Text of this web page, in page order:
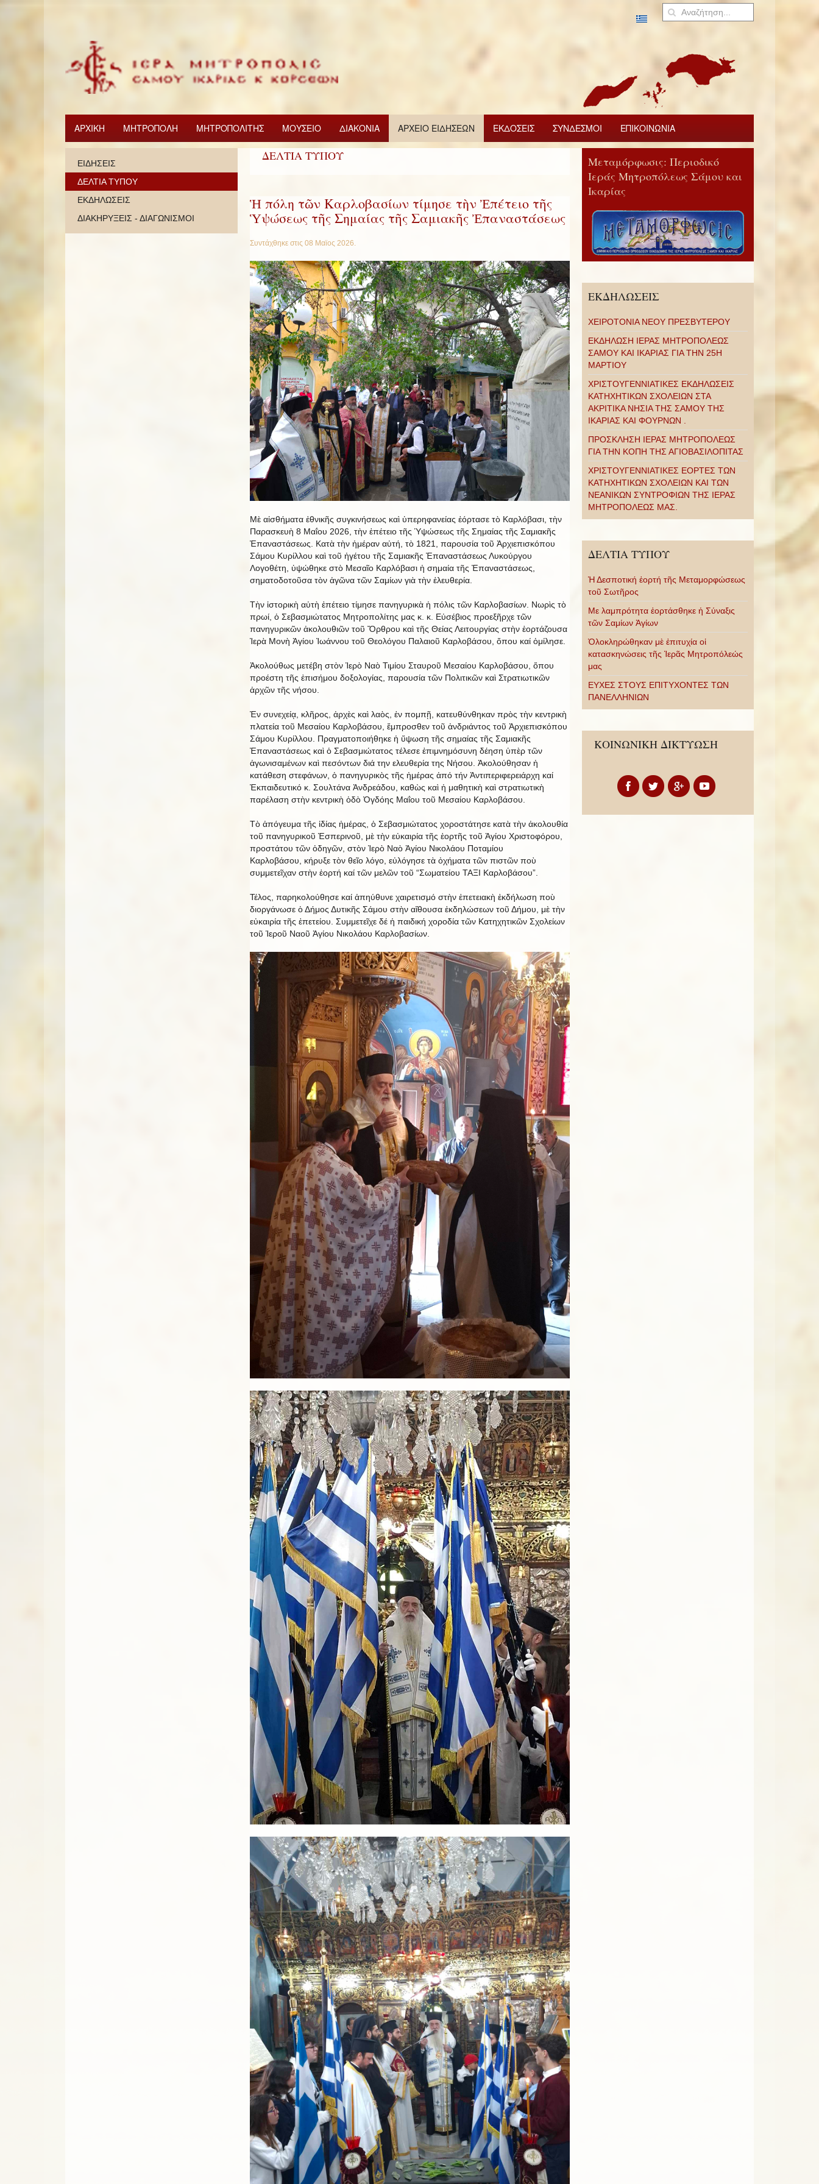
ΑΡΧΙΚΗ ΜΗΤΡΟΠΟΛΗ ΜΗΤΡΟΠΟΛΙΤΗΣ ΜΟΥΣΕΙΟ ΔΙΑΚΟΝΙΑ ΑΡΧΕΙΟ ΕΙΔΗΣΕΩΝ ΕΚΔΟΣΕΙΣ ΣΥΝΔΕΣΜΟΙ ΕΠΙΚΟΙΝΩΝΙΑ
ΔΕΛΤΙΑ ΤΥΠΟΥ
Ἡ πόλη τῶν Καρλοβασίων τίμησε τὴν Ἐπέτειο τῆς
Ὑψώσεως τῆς Σημαίας τῆς Σαμιακῆς Ἐπαναστάσεως
Συντάχθηκε στις 08 Μαϊος 2026.
Μὲ αἰσθήματα ἐθνικῆς συγκινήσεως καὶ ὑπερηφανείας ἐόρτασε τὸ Καρλόβασι, τὴν
Παρασκευὴ 8 Μαΐου 2026, τὴν ἐπέτειο τῆς Ὑψώσεως τῆς Σημαίας τῆς Σαμιακῆς
Ἐπαναστάσεως. Κατὰ τὴν ἡμέραν αὐτή, τὸ 1821, παρουσία τοῦ Ἀρχιεπισκόπου
Σάμου Κυρίλλου καὶ τοῦ ἡγέτου τῆς Σαμιακῆς Ἐπαναστάσεως Λυκούργου
Λογοθέτη, ὑψώθηκε στὸ Μεσαῖο Καρλόβασι ἡ σημαία τῆς Ἐπαναστάσεως,
σηματοδοτοῦσα τὸν ἀγῶνα τῶν Σαμίων γιὰ τὴν ἐλευθερία.
Τὴν ἱστορικὴ αὐτὴ ἐπέτειο τίμησε πανηγυρικὰ ἡ πόλις τῶν Καρλοβασίων. Νωρὶς τὸ
πρωί, ὁ Σεβασμιώτατος Μητροπολίτης μας κ. κ. Εὐσέβιος προεξῆρχε τῶν
πανηγυρικῶν ἀκολουθιῶν τοῦ Ὄρθρου καὶ τῆς Θείας Λειτουργίας στὴν ἑορτάζουσα
Ἱερὰ Μονὴ Ἁγίου Ἰωάννου τοῦ Θεολόγου Παλαιοῦ Καρλοβάσου, ὅπου καί ὁμίλησε.
Ἀκολούθως μετέβη στὸν Ἱερὸ Ναὸ Τιμίου Σταυροῦ Μεσαίου Καρλοβάσου, ὅπου
προέστη τῆς ἐπισήμου δοξολογίας, παρουσία τῶν Πολιτικῶν καὶ Στρατιωτικῶν
ἀρχῶν τῆς νήσου.
Ἐν συνεχείᾳ, κλῆρος, ἀρχὲς καὶ λαὸς, ἐν πομπῇ, κατευθύνθηκαν πρὸς τὴν κεντρικὴ
πλατεία τοῦ Μεσαίου Καρλοβάσου, ἔμπροσθεν τοῦ ἀνδριάντος τοῦ Ἀρχιεπισκόπου
Σάμου Κυρίλλου. Πραγματοποιήθηκε ἡ ὕψωση τῆς σημαίας τῆς Σαμιακῆς
Ἐπαναστάσεως καὶ ὁ Σεβασμιώτατος τέλεσε ἐπιμνημόσυνη δέηση ὑπὲρ τῶν
ἀγωνισαμένων καὶ πεσόντων διά την ελευθερία της Νήσου. Ἀκολούθησαν ἡ
κατάθεση στεφάνων, ὁ πανηγυρικὸς τῆς ἡμέρας ἀπό τήν Ἀντιπεριφερειάρχη καί
Ἐκπαιδευτικό κ. Σουλτάνα Ἀνδρεάδου, καθὼς καὶ ἡ μαθητικὴ καὶ στρατιωτικὴ
παρέλαση στὴν κεντρικὴ ὁδὸ Ὀγδόης Μαΐου τοῦ Μεσαίου Καρλοβάσου.
Τὸ ἀπόγευμα τῆς ἰδίας ἡμέρας, ὁ Σεβασμιώτατος χοροστάτησε κατὰ τὴν ἀκολουθία
τοῦ πανηγυρικοῦ Ἑσπερινοῦ, μὲ τὴν εὐκαιρία τῆς ἑορτῆς τοῦ Ἁγίου Χριστοφόρου,
προστάτου τῶν ὁδηγῶν, στὸν Ἱερὸ Ναὸ Ἁγίου Νικολάου Ποταμίου
Καρλοβάσου, κήρυξε τὸν θεῖο λόγο, εὐλόγησε τὰ ὀχήματα τῶν πιστῶν ποὺ
συμμετεῖχαν στὴν ἑορτή καί τῶν μελῶν τοῦ “Σωματείου ΤΑΞΙ Καρλοβάσου”.
Τέλος, παρηκολούθησε καί ἀπηύθυνε χαιρετισμό στὴν ἐπετειακὴ ἐκδήλωση ποὺ
διοργάνωσε ὁ Δήμος Δυτικῆς Σάμου στὴν αἴθουσα ἐκδηλώσεων τοῦ Δήμου, μὲ τὴν
εὐκαιρία τῆς ἐπετείου. Συμμετεῖχε δέ ἡ παιδική χοροδία τῶν Κατηχητικῶν Σχολείων
τοῦ Ἱεροῦ Ναοῦ Ἁγίου Νικολάου Καρλοβασίων.
ΕΙΔΗΣΕΙΣ
ΔΕΛΤΙΑ ΤΥΠΟΥ
ΕΚΔΗΛΩΣΕΙΣ
ΔΙΑΚΗΡΥΞΕΙΣ - ΔΙΑΓΩΝΙΣΜΟΙ
Μεταμόρφωσις: Περιοδικό
Ιεράς Μητροπόλεως Σάμου και
Ικαρίας
ΕΚΔΗΛΩΣΕΙΣ
ΧΕΙΡΟΤΟΝΙΑ ΝΕΟΥ ΠΡΕΣΒΥΤΕΡΟΥ
ΕΚΔΗΛΩΣΗ ΙΕΡΑΣ ΜΗΤΡΟΠΟΛΕΩΣ
ΣΑΜΟΥ ΚΑΙ ΙΚΑΡΙΑΣ ΓΙΑ ΤΗΝ 25Η
ΜΑΡΤΙΟΥ
ΧΡΙΣΤΟΥΓΕΝΝΙΑΤΙΚΕΣ ΕΚΔΗΛΩΣΕΙΣ
ΚΑΤΗΧΗΤΙΚΩΝ ΣΧΟΛΕΙΩΝ ΣΤΑ
ΑΚΡΙΤΙΚΑ ΝΗΣΙΑ ΤΗΣ ΣΑΜΟΥ ΤΗΣ
ΙΚΑΡΙΑΣ ΚΑΙ ΦΟΥΡΝΩΝ .
ΠΡΟΣΚΛΗΣΗ ΙΕΡΑΣ ΜΗΤΡΟΠΟΛΕΩΣ
ΓΙΑ ΤΗΝ ΚΟΠΗ ΤΗΣ ΑΓΙΟΒΑΣΙΛΟΠΙΤΑΣ
ΧΡΙΣΤΟΥΓΕΝΝΙΑΤΙΚΕΣ ΕΟΡΤΕΣ ΤΩΝ
ΚΑΤΗΧΗΤΙΚΩΝ ΣΧΟΛΕΙΩΝ ΚΑΙ ΤΩΝ
ΝΕΑΝΙΚΩΝ ΣΥΝΤΡΟΦΙΩΝ ΤΗΣ ΙΕΡΑΣ
ΜΗΤΡΟΠΟΛΕΩΣ ΜΑΣ.
ΔΕΛΤΙΑ ΤΥΠΟΥ
Ἡ Δεσποτική ἑορτή τῆς Μεταμορφώσεως
τοῦ Σωτῆρος
Με λαμπρότητα ἑορτάσθηκε ἡ Σύναξις
τῶν Σαμίων Ἁγίων
Ὁλοκληρώθηκαν μὲ ἐπιτυχία οἱ
κατασκηνώσεις τῆς Ἱερᾶς Μητροπόλεώς
μας
ΕΥΧΕΣ ΣΤΟΥΣ ΕΠΙΤΥΧΟΝΤΕΣ ΤΩΝ
ΠΑΝΕΛΛΗΝΙΩΝ
ΚΟΙΝΩΝΙΚΗ ΔΙΚΤΥΩΣΗ